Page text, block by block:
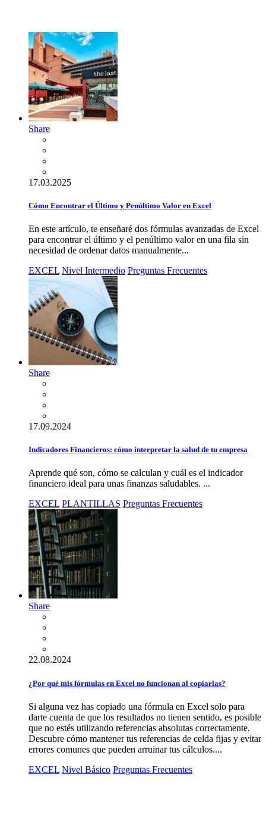
Share
17.03.2025
Cómo Encontrar el Último y Penúltimo Valor en Excel
En este artículo, te enseñaré dos fórmulas avanzadas de Excel
para encontrar el último y el penúltimo valor en una fila sin
necesidad de ordenar datos manualmente...
EXCEL Nivel Intermedio Preguntas Frecuentes
Share
17.09.2024
Indicadores Financieros: cómo interpretar la salud de tu empresa
Aprende qué son, cómo se calculan y cuál es el indicador
financiero ideal para unas finanzas saludables. ...
EXCEL PLANTILLAS Preguntas Frecuentes
Share
22.08.2024
¿Por qué mis fórmulas en Excel no funcionan al copiarlas?
Si alguna vez has copiado una fórmula en Excel solo para
darte cuenta de que los resultados no tienen sentido, es posible
que no estés utilizando referencias absolutas correctamente.
Descubre cómo mantener tus referencias de celda fijas y evitar
errores comunes que pueden arruinar tus cálculos....
EXCEL Nivel Básico Preguntas Frecuentes